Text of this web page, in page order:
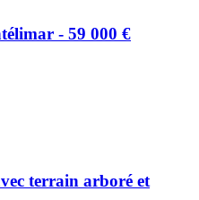
- 59 000 €
terrain arboré et